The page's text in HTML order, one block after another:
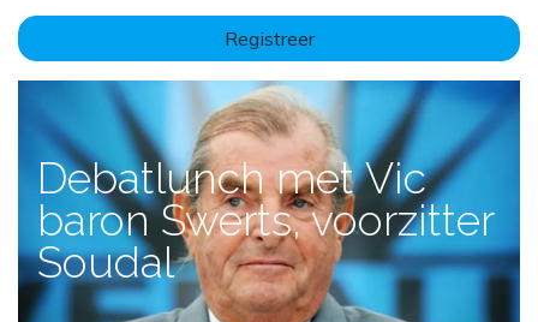
Registreer
Debatlunch met Vic
baron Swerts, voorzitter
Soudal